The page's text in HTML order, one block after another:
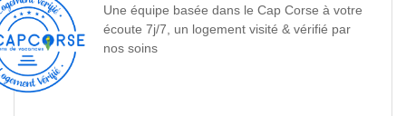
Une équipe basée dans le Cap Corse à votre
écoute 7j/7, un logement visité & vérifié par
nos soins